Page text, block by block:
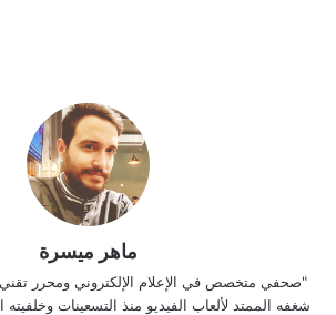
ماهر ميسرة
شغفه الممتد لألعاب الفيديو منذ التسعينات وخلفيته